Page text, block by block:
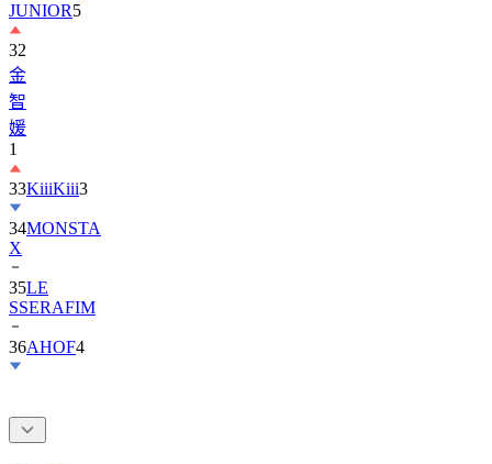
32
金
智
媛
1
33
34MONSTA
X
35
SSERAFIM
36AHOF4